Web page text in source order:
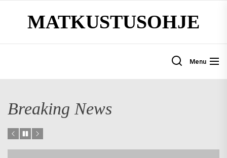
content
MATKUSTUSOHJE
Menu
Breaking News